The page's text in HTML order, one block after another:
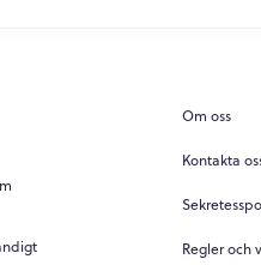
Om oss
Kontakta
Regler och